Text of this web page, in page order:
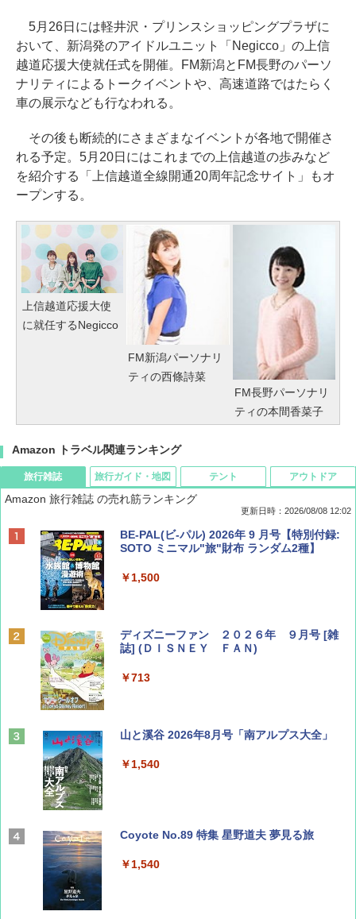
5月26日には軽井沢・プリンスショッピングプラザに
おいて、新潟発のアイドルユニット「Negicco」の上信
越道応援大使就任式を開催。FM新潟とFM長野のパーソ
ナリティによるトークイベントや、高速道路ではたらく
車の展示なども行なわれる。
その後も断続的にさまざまなイベントが各地で開催さ
れる予定。5月20日にはこれまでの上信越道の歩みなど
を紹介する「上信越道全線開通20周年記念サイト」もオ
ープンする。
上信越道応援大使
に就任するNegicco
FM新潟パーソナリ
ティの西條詩菜
FM長野パーソナリ
ティの本間香菜子
Amazon トラベル関連ランキング
旅行雑誌
Amazon 旅行雑誌 の売れ筋ランキング
更新日時：2026/08/08 12:02
BE-PAL(ビ-パル) 2026年 9 月号【特別付録:
SOTO ミニマル"旅"財布 ランダム2種】
￥1,500
ディズニーファン ２０２６年 ９月号 [雑
誌] (ＤＩＳＮＥＹ ＦＡＮ)
￥713
山と溪谷 2026年8月号「南アルプス大全」
￥1,540
Coyote No.89 特集 星野道夫 夢見る旅
￥1,540
旅行ガイド・地図 テント アウトドア